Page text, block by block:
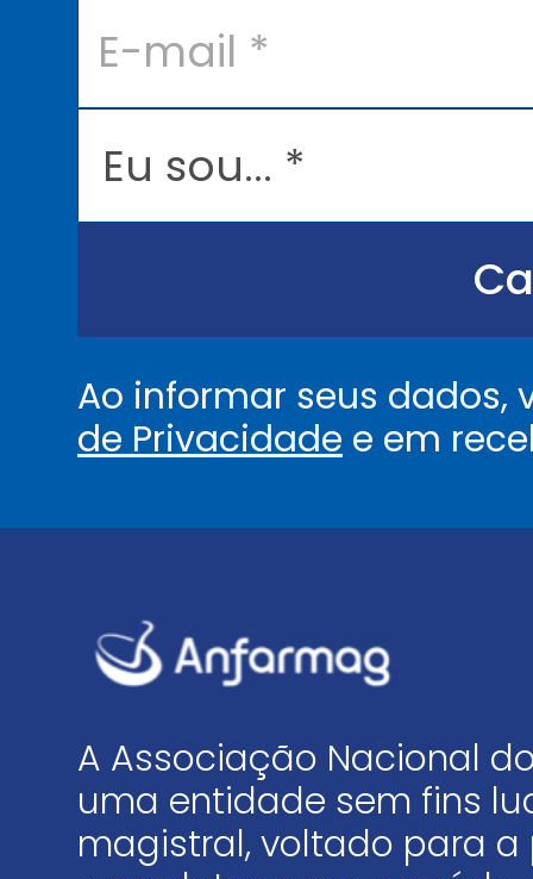
lE
.
Ao informar seus
de Privacidade e em
A Associação Nacional
uma entidade sem fins
magistral, voltado para